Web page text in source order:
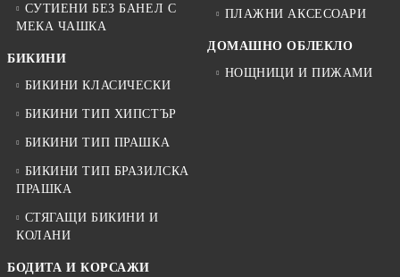
СУТИЕНИ БЕЗ БАНЕЛ С
МЕКА ЧАШКА
БИКИНИ
БИКИНИ КЛАСИЧЕСКИ
БИКИНИ ТИП ХИПСТЪР
БИКИНИ ТИП ПРАШКА
БИКИНИ ТИП БРАЗИЛСКА
ПРАШКА
СТЯГАЩИ БИКИНИ И
КОЛАНИ
БОДИТА И КОРСАЖИ
ПЛАЖНИ АКСЕСОАРИ
ДОМАШНО ОБЛЕКЛО
НОЩНИЦИ И ПИЖАМИ